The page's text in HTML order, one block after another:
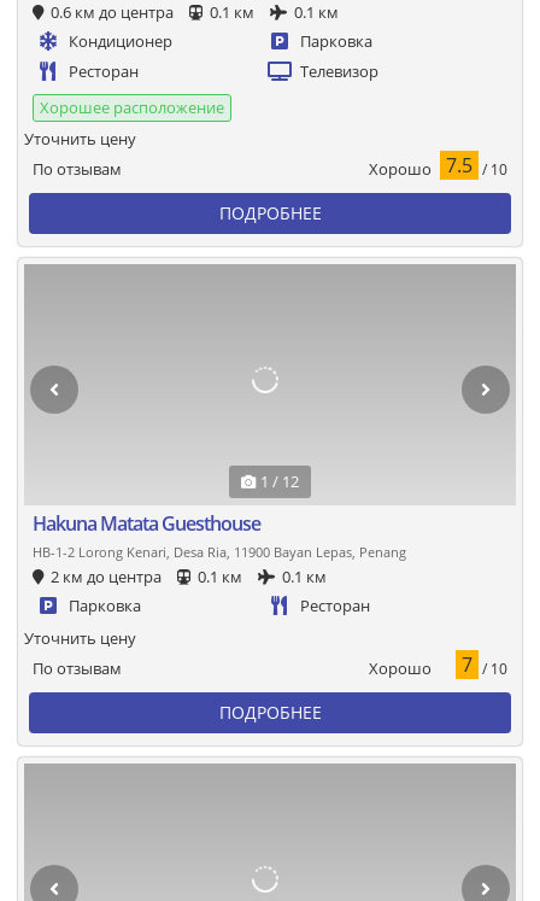
0.6 км до центра 0.1 км
0.1 км
Кондиционер
Парковка
Ресторан
Телевизор
Хорошее расположение
По отзывам Хорошо 7.5 / 10
Уточнить цену
ПОДРОБНЕЕ
1 / 12
Hakuna Matata Guesthouse
HB-1-2 Lorong Kenari, Desa Ria, 11900 Bayan Lepas, Penang
2 км до центра 0.1 км
0.1 км
Парковка
Ресторан
По отзывам Хорошо 7 / 10
Уточнить цену
ПОДРОБНЕЕ